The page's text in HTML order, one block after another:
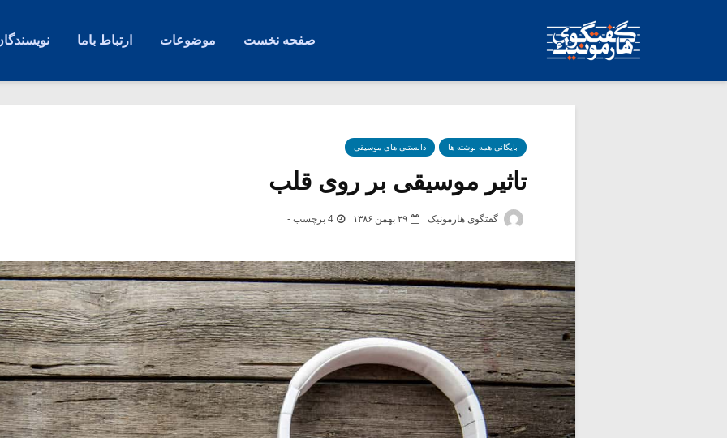
صفحه نخست موضوعات ارتباط باما
بایگانی همه نوشته ها دانستنی های موسیقی
تاثیر موسیقی بر روی قلب
گفتگوی هارمونیک ۲۹ بهمن ۱۳۸۶ 4 برچسب -